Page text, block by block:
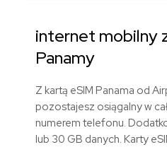
internet mobilny
Panamy
Z kartą eSIM Panama od
pozostajesz osiągalny w
numerem telefonu.
lub 30 GB danych. Karty